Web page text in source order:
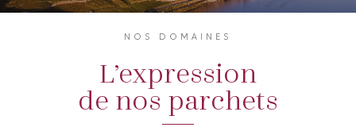
NOS DOMAINES
L’expression
de nos parchets